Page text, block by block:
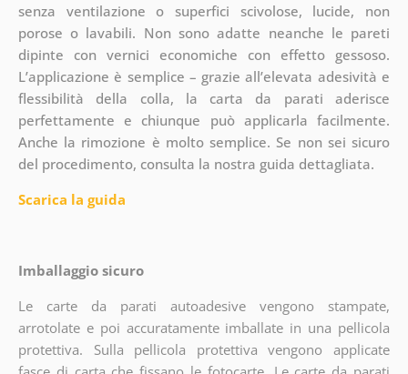
senza ventilazione o superfici scivolose, lucide, non
porose o lavabili. Non sono adatte neanche le pareti
dipinte con vernici economiche con effetto gessoso.
L’applicazione è semplice – grazie all’elevata adesività e
flessibilità della colla, la carta da parati aderisce
perfettamente e chiunque può applicarla facilmente.
Anche la rimozione è molto semplice. Se non sei sicuro
del procedimento, consulta la nostra guida dettagliata.
Scarica la guida
Imballaggio sicuro
Le carte da parati autoadesive vengono stampate,
arrotolate e poi accuratamente imballate in una pellicola
protettiva. Sulla pellicola protettiva vengono applicate